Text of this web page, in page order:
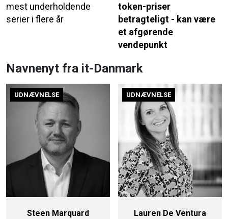
mest underholdende
serier i flere år
token-priser
betragteligt - kan være
et afgørende
vendepunkt
Navnenyt fra it-Danmark
UDNÆVNELSE
Steen Marquard
UDNÆVNELSE
Lauren De Ventura